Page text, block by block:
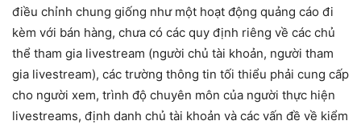
điều chỉnh chung giống như một hoạt động quảng cáo đi
kèm với bán hàng, chưa có các quy định riêng về các chủ
thể tham gia livestream (người chủ tài khoản, người tham
gia livestream), các trường thông tin tối thiểu phải cung cấp
cho người xem, trình độ chuyên môn của người thực hiện
livestreams, định danh chủ tài khoản và các vấn đề về kiểm